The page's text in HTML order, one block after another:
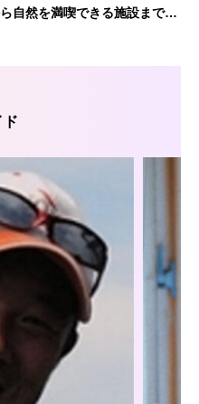
自然を満喫できる施設まで…
ド